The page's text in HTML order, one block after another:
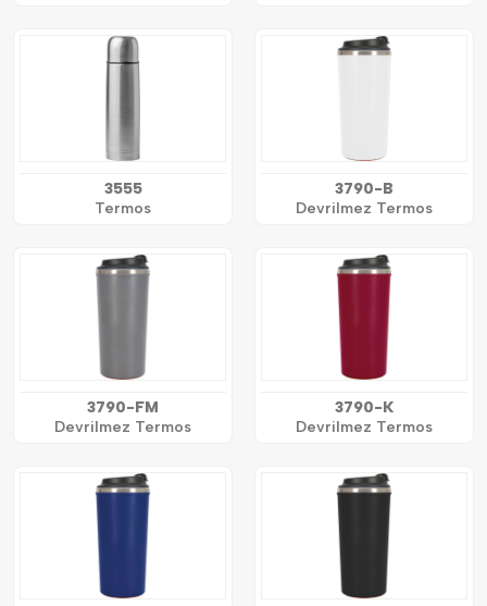
3555
Termos
3790-B
Devrilmez Termos
3790-FM
Devrilmez Termos
3790-K
Devrilmez Termos